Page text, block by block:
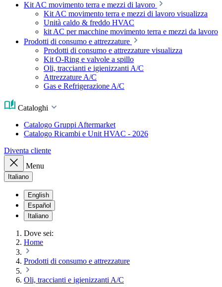
Kit AC movimento terra e mezzi di lavoro
Kit AC movimento terra e mezzi di lavoro visualizza
Unità caldo & freddo HVAC
kit AC per macchine movimento terra e mezzi da lavoro
Prodotti di consumo e attrezzature
Prodotti di consumo e attrezzature visualizza
Kit O-Ring e valvole a spillo
Oli, traccianti e igienizzanti A/C
Attrezzature A/C
Gas e Refrigerazione A/C
Cataloghi
Catalogo Gruppi Aftermarket
Catalogo Ricambi e Unit HVAC - 2026
Diventa cliente
Menu
Italiano
English
Español
Italiano
Dove sei:
Home
Prodotti di consumo e attrezzature
Oli, traccianti e igienizzanti A/C